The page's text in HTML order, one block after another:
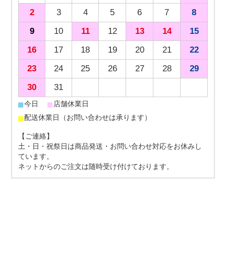
2
3 4 5 6 7
8
9
10 11 12 13 14
15
16
17 18 19 20 21
22
23
24 25 26 27 28
29
30
31
■今日 ■ 店舗休業日
■配送休業日（お問い合わせは承ります）
【ご連絡】
土・日・祝祭日は商品発送・お問い合わせ対応をお休みし
ています。
ネットからのご注文は随時受け付けております。